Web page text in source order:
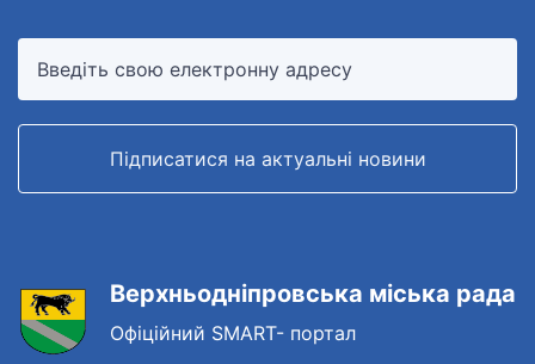
Підписатися на актуальні новини
Верхньодніпровська міська рада
Офіційний SMART- портал